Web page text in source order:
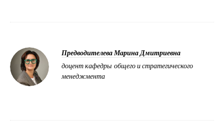
Предводителева Марина Дмитриевна
доцент кафедры общего и стратегического
менеджмента